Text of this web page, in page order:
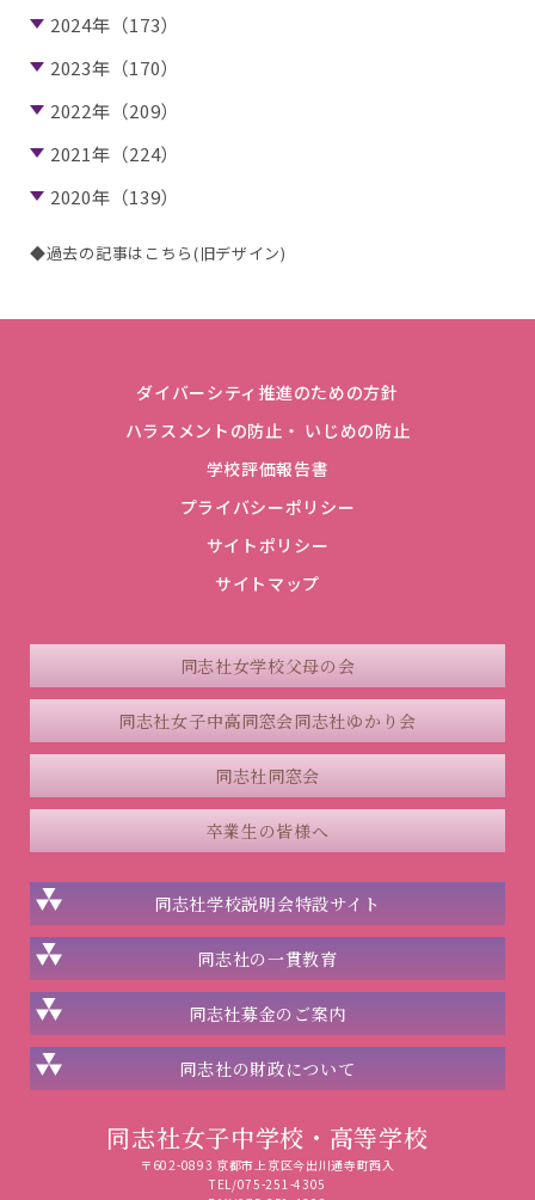
2024年（173）
2023年（170）
2022年（209）
2021年（224）
2020年（139）
◆過去の記事はこちら(旧デザイン)
ダイバーシティ推進のための方針
ハラスメントの防止・ いじめの防止
学校評価報告書
プライバシーポリシー
サイトポリシー
サイトマップ
同志社女学校父母の会
同志社女子中高同窓会同志社ゆかり会
同志社同窓会
卒業生の皆様へ
同志社学校説明会特設サイト
同志社の一貫教育
同志社募金のご案内
同志社の財政について
同志社女子中学校・高等学校
〒602-0893 京都市上京区今出川通寺町西入
TEL/075-251-4305